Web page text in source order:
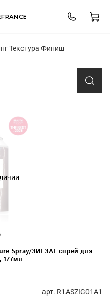
Текстура Финиш
арт. R1ASZIG01A1
Spray/ЗИГЗАГ спрей для
177мл